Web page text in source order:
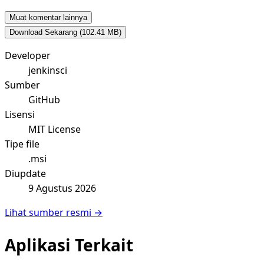
Muat komentar lainnya
Download Sekarang (102.41 MB)
Developer
jenkinsci
Sumber
GitHub
Lisensi
MIT License
Tipe file
.msi
Diupdate
9 Agustus 2026
Lihat sumber resmi →
Aplikasi Terkait